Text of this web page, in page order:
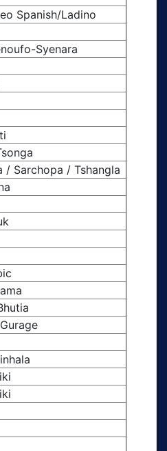
Spanish/Ladino
Syenara
/ Sarchopa / Tshangla